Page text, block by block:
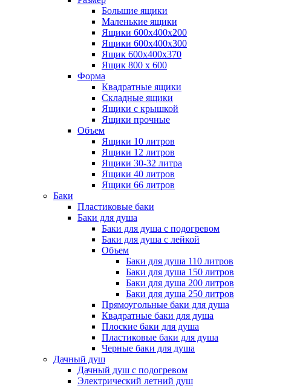
Большие ящики
Маленькие ящики
Ящики 600х400х200
Ящики 600х400х300
Ящик 600х400х370
Ящик 800 х 600
Форма
Квадратные ящики
Складные ящики
Ящики с крышкой
Ящики прочные
Объем
Ящики 10 литров
Ящики 12 литров
Ящики 30-32 литра
Ящики 40 литров
Ящики 66 литров
Баки
Пластиковые баки
Баки для душа
Баки для душа с подогревом
Баки для душа с лейкой
Объем
Баки для душа 110 литров
Баки для душа 150 литров
Баки для душа 200 литров
Баки для душа 250 литров
Прямоугольные баки для душа
Квадратные баки для душа
Плоские баки для душа
Пластиковые баки для душа
Черные баки для душа
Дачный душ
Дачный душ с подогревом
Электрический летний душ